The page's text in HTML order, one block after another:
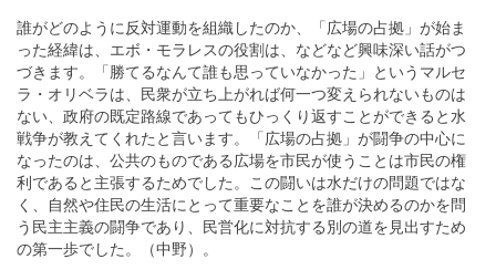
誰がどのように反対運動を組織したのか、「広場の占拠」が始ま
った経緯は、エボ・モラレスの役割は、などなど興味深い話がつ
づきます。「勝てるなんて誰も思っていなかった」というマルセ
ラ・オリベラは、民衆が立ち上がれば何一つ変えられないものは
ない、政府の既定路線であってもひっくり返すことができると水
戦争が教えてくれたと言います。「広場の占拠」が闘争の中心に
なったのは、公共のものである広場を市民が使うことは市民の権
利であると主張するためでした。この闘いは水だけの問題ではな
く、自然や住民の生活にとって重要なことを誰が決めるのかを問
う民主主義の闘争であり、民営化に対抗する別の道を見出すため
の第一歩でした。（中野）。